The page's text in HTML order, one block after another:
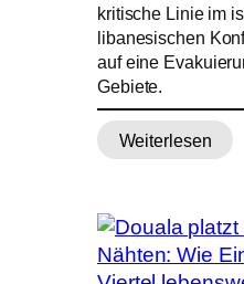
kritische Linie im
libanesischen
auf eine
Gebiete.
Weiterlesen
:
Brücken
im
Südlibanon